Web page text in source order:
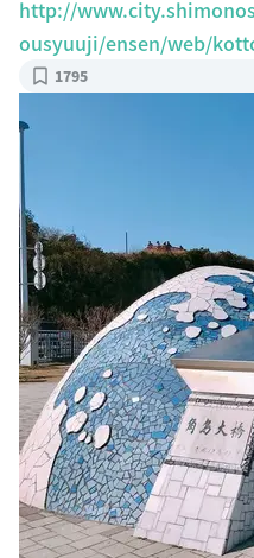
http://
ousyuuji/ensen/web/
1795